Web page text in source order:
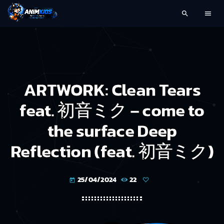
search menu
ARTWORK: Clean Tears
feat. 初音ミク – come to
the surface Deep
Reflection (feat. 初音ミク)
today 25/04/2024 22